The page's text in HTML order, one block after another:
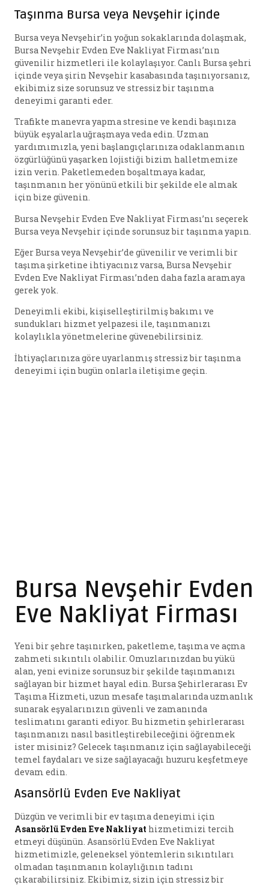
Taşınma Bursa veya Nevşehir içinde
Bursa veya Nevşehir’in yoğun sokaklarında dolaşmak,
Bursa Nevşehir Evden Eve Nakliyat Firması’nın
güvenilir hizmetleri ile kolaylaşıyor. Canlı Bursa şehri
içinde veya şirin Nevşehir kasabasında taşınıyorsanız,
ekibimiz size sorunsuz ve stressiz bir taşınma
deneyimi garanti eder.
Trafikte manevra yapma stresine ve kendi başınıza
büyük eşyalarla uğraşmaya veda edin. Uzman
yardımımızla, yeni başlangıçlarınıza odaklanmanın
özgürlüğünü yaşarken lojistiği bizim halletmemize
izin verin. Paketlemeden boşaltmaya kadar,
taşınmanın her yönünü etkili bir şekilde ele almak
için bize güvenin.
Bursa Nevşehir Evden Eve Nakliyat Firması’nı seçerek
Bursa veya Nevşehir içinde sorunsuz bir taşınma yapın.
Eğer Bursa veya Nevşehir’de güvenilir ve verimli bir
taşıma şirketine ihtiyacınız varsa, Bursa Nevşehir
Evden Eve Nakliyat Firması’nden daha fazla aramaya
gerek yok.
Deneyimli ekibi, kişiselleştirilmiş bakımı ve
sundukları hizmet yelpazesi ile, taşınmanızı
kolaylıkla yönetmelerine güvenebilirsiniz.
İhtiyaçlarınıza göre uyarlanmış stressiz bir taşınma
deneyimi için bugün onlarla iletişime geçin.
Bursa Nevşehir Evden
Eve Nakliyat Firması
Yeni bir şehre taşınırken, paketleme, taşıma ve açma
zahmeti sıkıntılı olabilir. Omuzlarınızdan bu yükü
alan, yeni evinize sorunsuz bir şekilde taşınmanızı
sağlayan bir hizmet hayal edin. Bursa Şehirlerarası Ev
Taşıma Hizmeti, uzun mesafe taşımalarında uzmanlık
sunarak eşyalarınızın güvenli ve zamanında
teslimatını garanti ediyor. Bu hizmetin şehirlerarası
taşınmanızı nasıl basitleştirebileceğini öğrenmek
ister misiniz? Gelecek taşınmanız için sağlayabileceği
temel faydaları ve size sağlayacağı huzuru keşfetmeye
devam edin.
Asansörlü Evden Eve Nakliyat
Düzgün ve verimli bir ev taşıma deneyimi için
Asansörlü Evden Eve Nakliyat hizmetimizi tercih
etmeyi düşünün. Asansörlü Evden Eve Nakliyat
hizmetimizle, geleneksel yöntemlerin sıkıntıları
olmadan taşınmanın kolaylığının tadını
çıkarabilirsiniz. Ekibimiz, sizin için stressiz bir